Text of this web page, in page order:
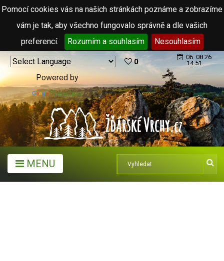
Pomocí cookies vás na našich stránkách poznáme a zobrazíme
vám je tak, aby všechno fungovalo správně a dle vašich
preferencí.
Rozumím a souhlasím Nesouhlasím
Powered by
Translate
0
06. 08.26
14:51
MENU